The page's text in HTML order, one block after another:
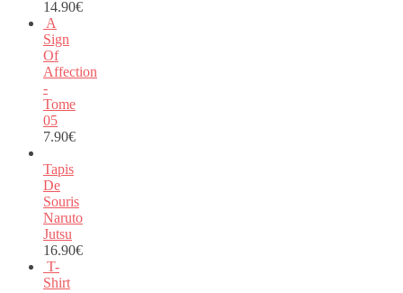
14.90€
A
Sign
Of
Affection
-
Tome
05
7.90€
Tapis
De
Souris
Naruto
Jutsu
16.90€
T-
Shirt